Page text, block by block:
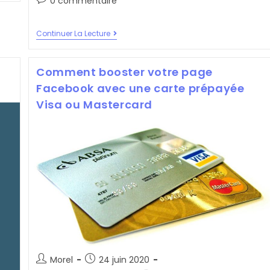
Continuer La LectureComment
Démarrer
De
Entreprise
Comment booster votre page
Facebook avec une carte prépayée
Visa ou Mastercard
Auteur/autrice
Morel
Post24 juin 2020